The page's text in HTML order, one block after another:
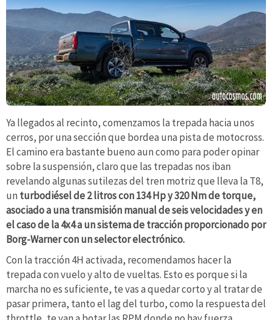
Ya llegados al recinto, comenzamos la trepada hacia unos
cerros, por una sección que bordea una pista de motocross.
El camino era bastante bueno aun como para poder opinar
sobre la suspensión, claro que las trepadas nos iban
revelando algunas sutilezas del tren motriz que lleva la T8,
un turbodiésel de 2 litros con 134 Hp y 320 Nm de torque,
asociado a una transmisión manual de seis velocidades y en
el caso de la 4x4 a un sistema de tracción proporcionado por
Borg-Warner con un selector electrónico.
Con la tracción 4H activada, recomendamos hacer la
trepada con vuelo y alto de vueltas. Esto es porque si la
marcha no es suficiente, te vas a quedar corto y al tratar de
pasar primera, tanto el lag del turbo, como la respuesta del